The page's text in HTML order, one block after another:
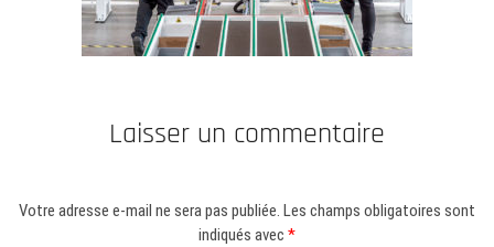
Laisser un commentaire
Votre adresse e-mail ne sera pas publiée. Les champs obligatoires sont
indiqués avec *